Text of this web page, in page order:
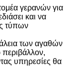
γερανών για
και να
τύπων
των αγαθών
περιβάλλον,
υπηρεσίες θα